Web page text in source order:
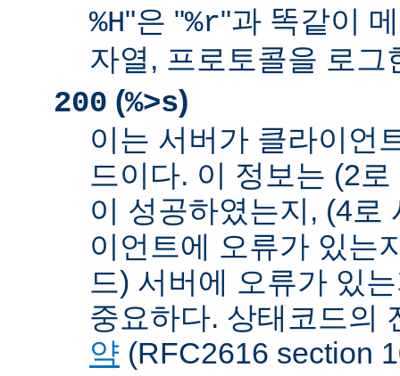
%H"은 "%r"과 똑같이
자열, 프로토콜을 로그
200 (%>s)
이는 서버가 클라이언
드이다. 이 정보는 (2
이 성공하였는지, (4로
이언트에 오류가 있는
드) 서버에 오류가 있
중요하다. 상태코드의
약 (RFC2616 section